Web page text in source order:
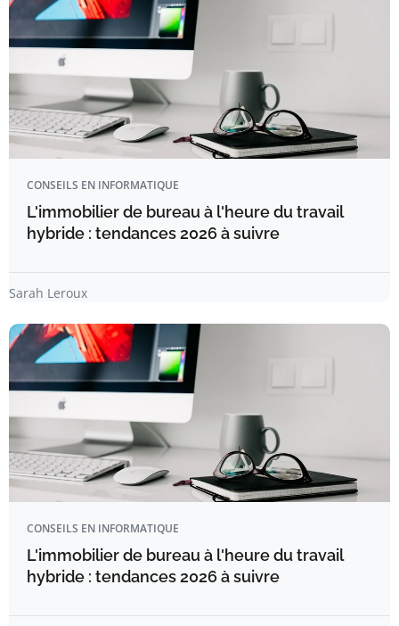
CONSEILS EN INFORMATIQUE
L'immobilier de bureau à l'heure du travail
hybride : tendances 2026 à suivre
Sarah Leroux
CONSEILS EN INFORMATIQUE
L'immobilier de bureau à l'heure du travail
hybride : tendances 2026 à suivre